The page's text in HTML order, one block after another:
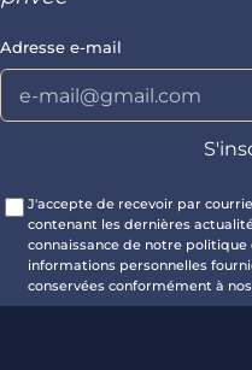
Adresse e-mail
J'accepte de recevoir par
contenant les dernières
connaissance de notre
informations personnelles
conservées conformément à